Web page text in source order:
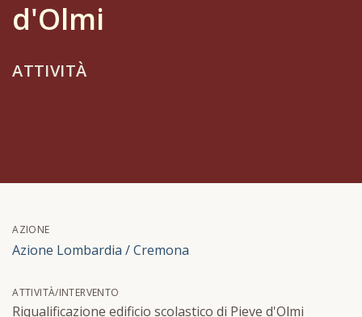
d'Olmi
ATTIVITÀ
AZIONE
Azione Lombardia / Cremona
ATTIVITÀ/INTERVENTO
Riqualificazione edificio scolastico di Pieve d'Olmi